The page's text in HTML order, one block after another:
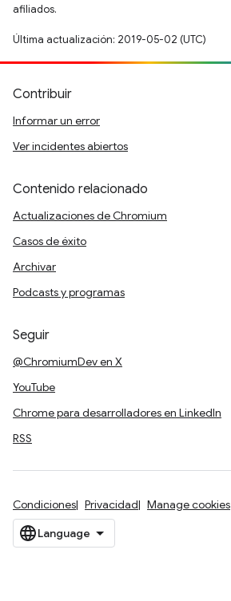
afiliados.
Última actualización: 2019-05-02 (UTC)
Contribuir
Informar un error
Ver incidentes abiertos
Contenido relacionado
Actualizaciones de Chromium
Casos de éxito
Archivar
Podcasts y programas
Seguir
@ChromiumDev en X
YouTube
Chrome para desarrolladores en LinkedIn
RSS
Condiciones Privacidad Manage cookies